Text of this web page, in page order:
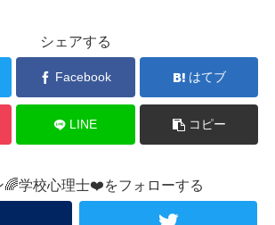
シェアする
Facebook はてブ
LINE コピー
🌈学校心理士❤️をフォローする